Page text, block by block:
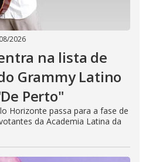
2026
na lista de
Grammy Latino
Perto"
Horizonte passa para a fase de
da Academia Latina da